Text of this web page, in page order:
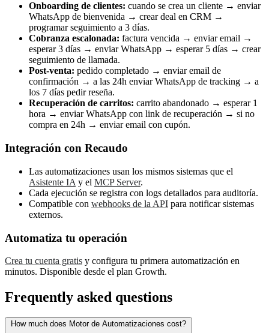
Onboarding de clientes: cuando se crea un cliente → enviar
WhatsApp de bienvenida → crear deal en CRM →
programar seguimiento a 3 días.
Cobranza escalonada: factura vencida → enviar email →
esperar 3 días → enviar WhatsApp → esperar 5 días → crear
seguimiento de llamada.
Post-venta: pedido completado → enviar email de
confirmación → a las 24h enviar WhatsApp de tracking → a
los 7 días pedir reseña.
Recuperación de carritos: carrito abandonado → esperar 1
hora → enviar WhatsApp con link de recuperación → si no
compra en 24h → enviar email con cupón.
Integración con Recaudo
Las automatizaciones usan los mismos sistemas que el
Asistente IA y el MCP Server.
Cada ejecución se registra con logs detallados para auditoría.
Compatible con webhooks de la API para notificar sistemas
externos.
Automatiza tu operación
Crea tu cuenta gratis y configura tu primera automatización en
minutos. Disponible desde el plan Growth.
Frequently asked questions
How much does Motor de Automatizaciones cost?